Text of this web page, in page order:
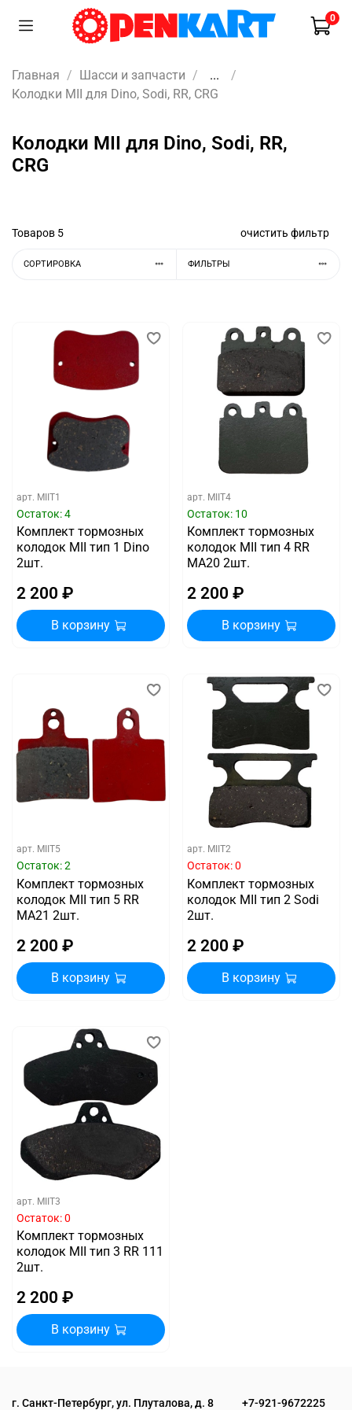
0
Главная Шасси и запчасти
...
Колодки MII для Dino, Sodi, RR, CRG
Колодки MII для Dino, Sodi, RR,
CRG
Товаров 5 очистить фильтр
СОРТИРОВКА ФИЛЬТРЫ
арт. MIIT1
Остаток: 4
Комплект тормозных
колодок MII тип 1 Dino
2шт.
2 200 ₽
В корзину
арт. MIIT4
Остаток: 10
Комплект тормозных
колодок MII тип 4 RR
MA20 2шт.
2 200 ₽
В корзину
арт. MIIT5
Остаток: 2
Комплект тормозных
колодок MII тип 5 RR
MA21 2шт.
2 200 ₽
В корзину
арт. MIIT2
Остаток: 0
Комплект тормозных
колодок MII тип 2 Sodi
2шт.
2 200 ₽
В корзину
арт. MIIT3
Остаток: 0
Комплект тормозных
колодок MII тип 3 RR 111
2шт.
2 200 ₽
В корзину
г. Санкт-Петербург, ул. Плуталова, д. 8 +7-921-9672225